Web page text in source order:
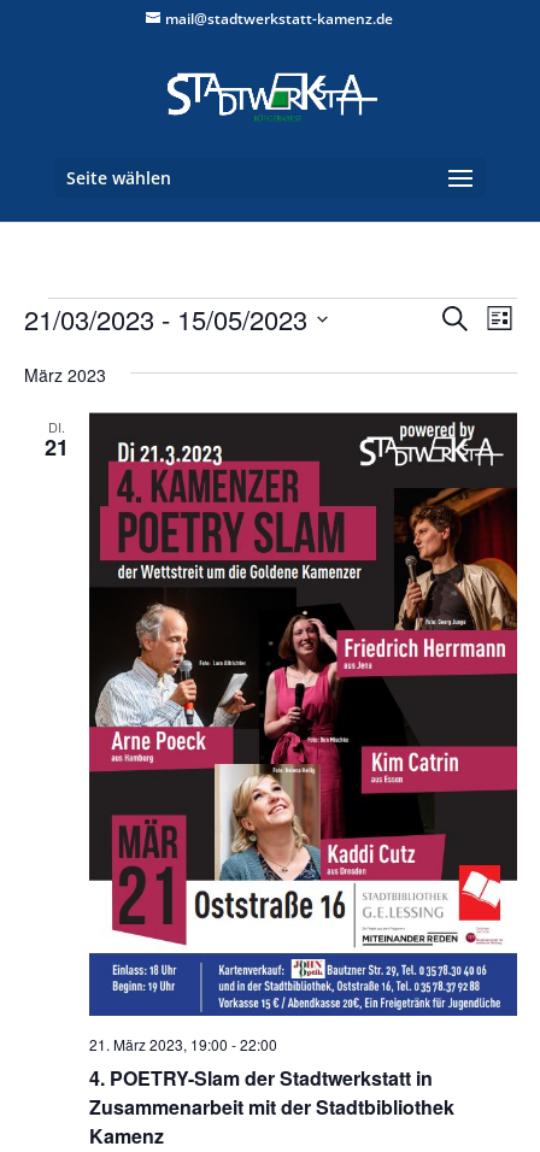
mail@stadtwerkstatt-kamenz.de
Seite wählen
Veranstaltungen
und
SucheListe
21/03/2023 - 15/05/2023
wählen.
März 2023
DI.
21
4. POETRY-Slam der Stadtwerkstatt in
Zusammenarbeit mit der Stadtbibliothek
Kamenz
21. März 2023, 19:00 -22:00